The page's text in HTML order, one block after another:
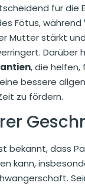
für die
Fötus, während
Mutter stärkt
Darüber
, die helfen,
bessere
zu fördern.
bekannt, dass
kann,